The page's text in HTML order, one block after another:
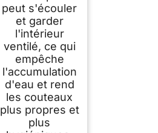
peut s'écouler
et garder
l'intérieur
ventilé, ce qui
empêche
l'accumulation
d'eau et rend
les couteaux
plus propres et
plus